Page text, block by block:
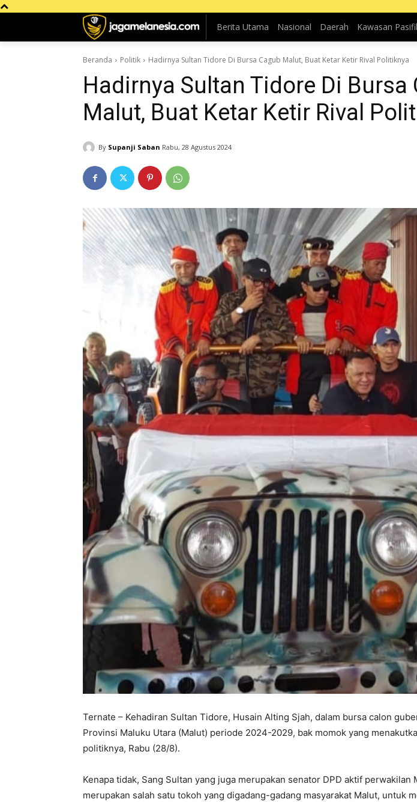
Berita Utama Nasional Daerah Kawasan
Beranda Politik Hadirnya Sultan Tidore Di Bursa Cagub Malut, Buat Ketar Ketir Rival Politiknya
Hadirnya Sultan Tidore Di Bursa
Malut, Buat Ketar Ketir Rival
By Supanji Saban Rabu, 28 Agustus 2024
Ternate – Kehadiran Sultan Tidore, Husain Alting Sjah, dalam bursa calon
Provinsi Maluku Utara (Malut) periode 2024-2029, bak momok yang
politiknya, Rabu (28/8).
Kenapa tidak, Sang Sultan yang juga merupakan senator DPD aktif perwakilan
merupakan salah satu tokoh yang digadang-gadang masyarakat Malut, untuk